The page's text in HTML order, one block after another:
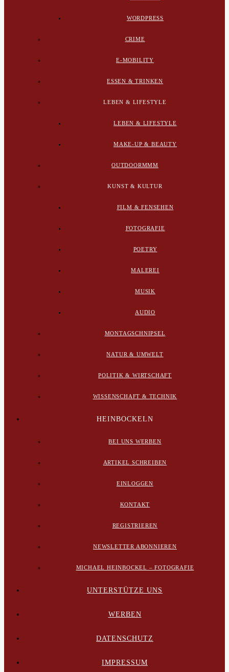
WORDPRESS
CRIME
E-MOBILITY
ESSEN & TRINKEN
LEBEN & LIFESTYLE
LEBEN & LIFESTYLE
MAKE-UP & BEAUTY
OUTDOORMMM
KUNST & KULTUR
FILM & FENSEHEN
FOTOGRAFIE
POETRY
MALEREI
MUSIK
AUDIO
MONTAGSCHNIPSEL
NATUR & UMWELT
POLITIK & WIRTSCHAFT
WISSENSCHAFT & TECHNIK
HEINBOCKELN
BEI UNS WERBEN
ARTIKEL SCHREIBEN
EINLOGGEN
KONTAKT
REGISTRIEREN
NEWSLETTER ABONNIEREN
MICHAEL HEINBOCKEL – FOTOGRAFIE
UNTERSTÜTZE UNS
WERBEN
DATENSCHUTZ
IMPRESSUM